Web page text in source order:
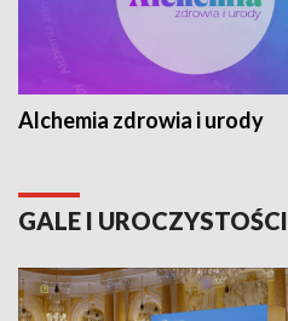
Alchemia zdrowia i urody
GALE I UROCZYSTOŚCI